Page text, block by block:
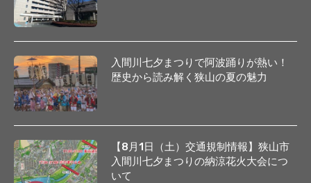
入間川七夕まつりで阿波踊りが熱い！
歴史から読み解く狭山の夏の魅力
【8月1日（土）交通規制情報】狭山市
入間川七夕まつりの納涼花火大会につ
いて